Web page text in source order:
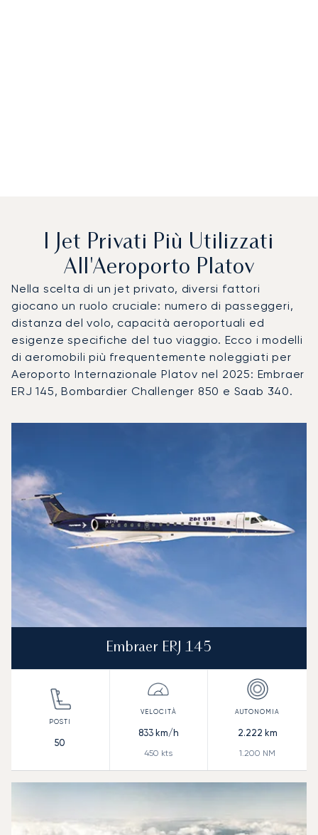
I Jet Privati Più Utilizzati
All'Aeroporto Platov
Nella scelta di un jet privato, diversi fattori
giocano un ruolo cruciale: numero di passeggeri,
distanza del volo, capacità aeroportuali ed
esigenze specifiche del tuo viaggio. Ecco i modelli
di aeromobili più frequentemente noleggiati per
Aeroporto Internazionale Platov nel 2025: Embraer
ERJ 145, Bombardier Challenger 850 e Saab 340.
Autonomia (NM)
Embraer ERJ 145
50
833km/h
450 kts
2.222 km
1.200 NM